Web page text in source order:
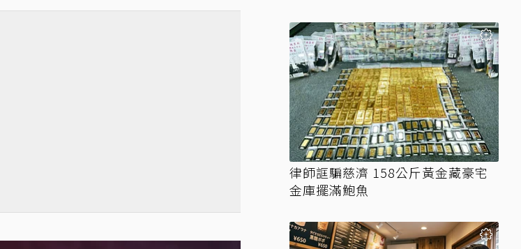
律師誆騙慈濟 158公斤黃金藏豪宅
金庫擺滿鮑魚